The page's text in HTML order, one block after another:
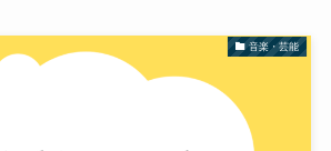
音楽・芸能